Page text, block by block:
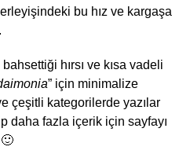
bu hız ve kargaşa
hırsı ve kısa vadeli
” için minimalize
çeşitli kategorilerde yazılar
daha fazla içerik için sayfayı